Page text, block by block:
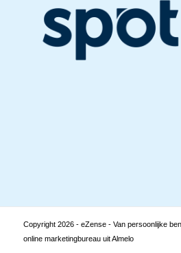
Copyright 2026 - eZense - Van persoonlijke
online marketingbureau uit Almelo